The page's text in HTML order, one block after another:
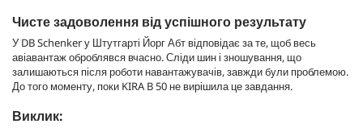
Чисте задоволення від успішного результату
У DB Schenker у Штутгарті Йорг Абт відповідає за те, щоб весь
авіавантаж оброблявся вчасно. Сліди шин і зношування, що
залишаються після роботи навантажувачів, завжди були проблемою.
До того моменту, поки KIRA B 50 не вирішила це завдання.
Виклик: